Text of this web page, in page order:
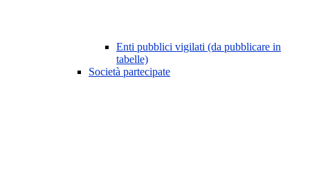
Enti pubblici vigilati (da pubblicare in
tabelle)
Società partecipate